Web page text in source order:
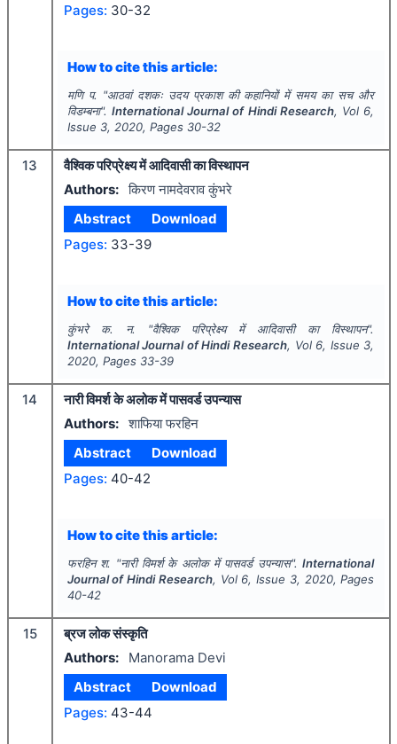
Pages: 30-32
How to cite this article:
मणि प. "आठवां दशकः उदय प्रकाश की कहानियों में समय का सच और
विडम्बना". International Journal of Hindi Research, Vol 6,
Issue 3, 2020, Pages 30-32
13
वैश्विक परिप्रेक्ष्य में आदिवासी का विस्थापन
Authors: किरण नामदेवराव कुंभरे
Abstract
Download
Pages: 33-39
How to cite this article:
कुंभरे क. न. "वैश्विक परिप्रेक्ष्य में आदिवासी का विस्थापन".
International Journal of Hindi Research, Vol 6, Issue 3,
2020, Pages 33-39
14
नारी विमर्श के अलोक में पासवर्ड उपन्यास
Authors: शाफिया फरहिन
Abstract
Download
Pages: 40-42
How to cite this article:
फरहिन श. "नारी विमर्श के अलोक में पासवर्ड उपन्यास".International
Journal of Hindi Research, Vol 6, Issue 3, 2020, Pages
40-42
15
ब्रज लोक संस्कृति
Authors:
Manorama Devi
Abstract
Download
Pages: 43-44